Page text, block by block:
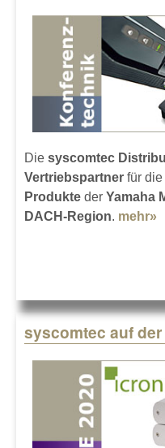
Die syscomtec
Vertriebspartner für die
Produkte der Yamaha
DACH-Region. mehr»
syscomtec auf der